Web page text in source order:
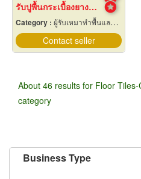
รับปูพื้นกระเบื้องยางลายไม้
Category : ผู้รับเหมาทำพื้นและทางเดิน
Contact seller
About 46 results for Floor
category
Business Type